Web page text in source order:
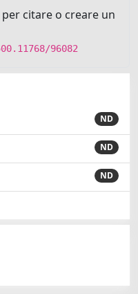
citare o creare un
96082
ND
ND
ND